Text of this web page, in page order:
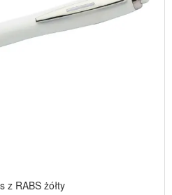
z RABS żółty